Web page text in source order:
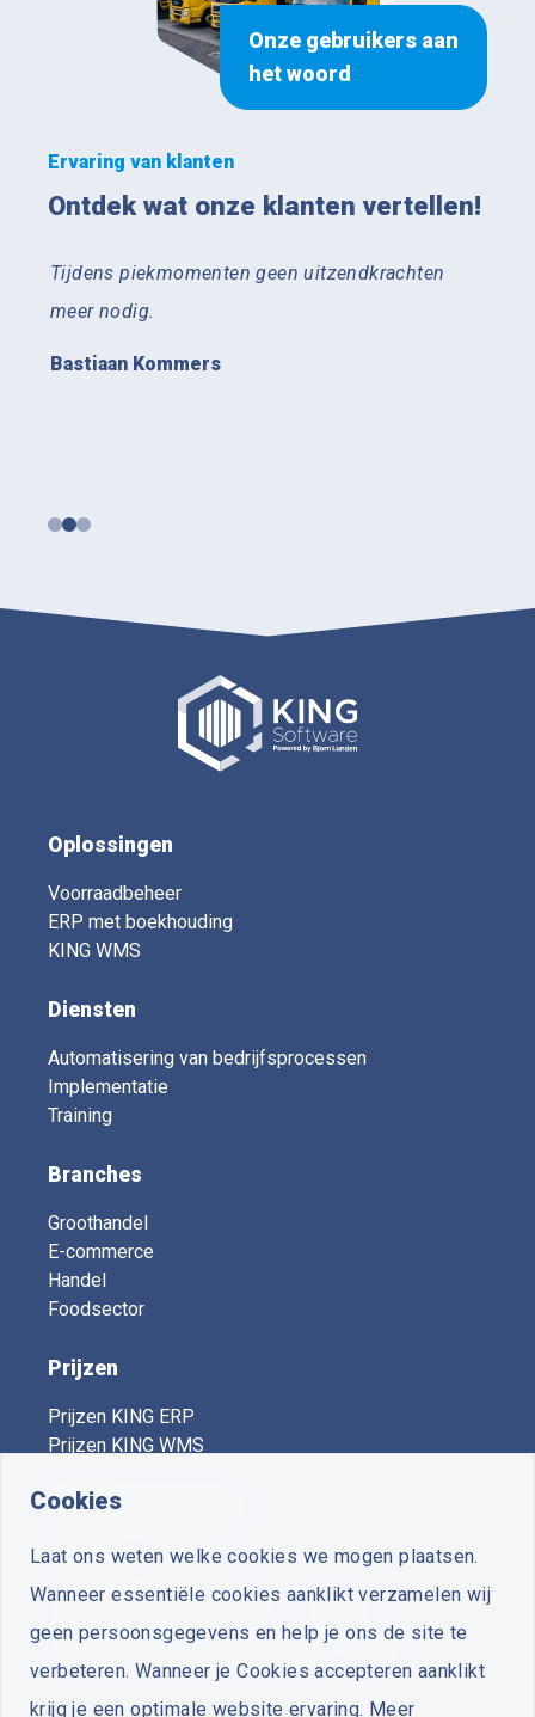
Onze gebruikers aan
het woord
Ervaring van klanten
Ontdek wat onze klanten vertellen!
Tijdens piekmomenten geen uitzendkrachten
meer nodig.
Bastiaan Kommers
Oplossingen
Voorraadbeheer
ERP met boekhouding
KING WMS
Diensten
Automatisering van bedrijfsprocessen
Implementatie
Training
Branches
Groothandel
E-commerce
Handel
Foodsector
Prijzen
Prijzen KING ERP
Prijzen KING WMS
KING Expert Centers
Vooruit - Voorthuizen
Plus Business Software- Zuidwolde
Cookies
Laat ons weten welke cookies we mogen plaatsen.
Wanneer essentiële cookies aanklikt verzamelen wij
geen persoonsgegevens en help je ons de site te
verbeteren. Wanneer je Cookies accepteren aanklikt
krijg je een optimale website ervaring. Meer